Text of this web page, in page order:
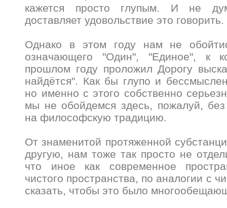
кажется просто глупым. И не
доставляет удовольствие это говорить.
Однако в этом году нам не
означающего "Один", "Единое", к
прошлом году проложил Дорогу
найдётся". Как бы глупо и
но именно с этого собственно
мы не обойдемся здесь, пожалуй, без
на философскую традицию.
От знаменитой протяженной
другую, нам тоже так просто не
что иное как современное
чистого пространства, по аналогии с
сказать, чтобы это было